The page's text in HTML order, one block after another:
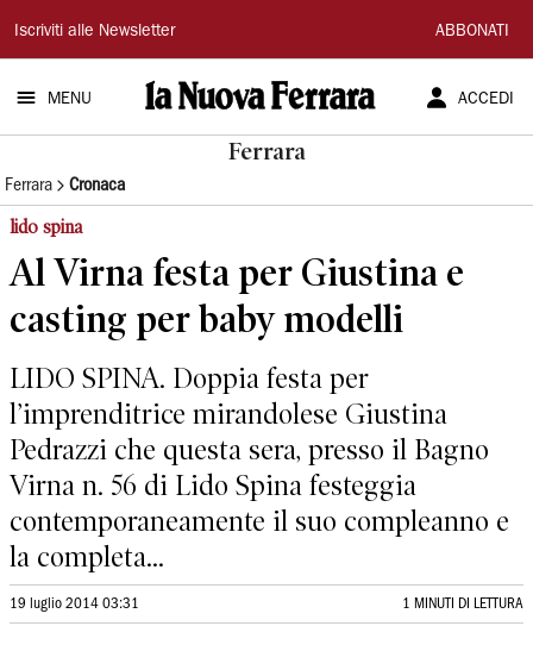
La
Nuova
Ferrara
Iscriviti alle Newsletter ABBONATI
MENU ACCEDI
Ferrara
Ferrara Cronaca
lido spina
Al Virna festa per Giustina e
casting per baby modelli
LIDO SPINA. Doppia festa per
l’imprenditrice mirandolese Giustina
Pedrazzi che questa sera, presso il Bagno
Virna n. 56 di Lido Spina festeggia
contemporaneamente il suo compleanno e
la completa...
19 luglio 2014 03:31 1 MINUTI DI LETTURA